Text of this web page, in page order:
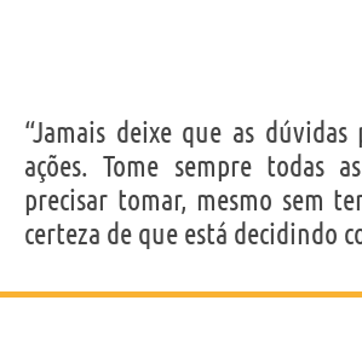
“Jamais deixe que as dúvidas
ações. Tome sempre todas
precisar tomar, mesmo sem
certeza de que está decidindo